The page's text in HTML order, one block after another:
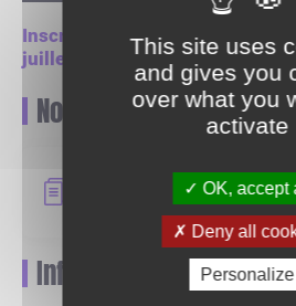
Inscriptions du lundi 15 juin à
juillet 2026 à minuit
Notice
Notice parcours amateur
continuées
Informations
This site uses
and gives you
over what you
activate
OK, accept
Deny all
Personalize